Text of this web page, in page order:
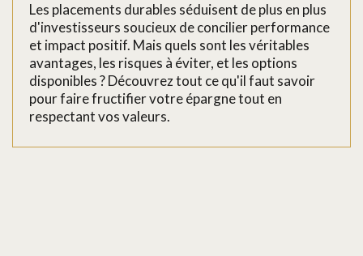
Les placements durables séduisent de plus en plus
d'investisseurs soucieux de concilier performance
et impact positif. Mais quels sont les véritables
avantages, les risques à éviter, et les options
disponibles ? Découvrez tout ce qu'il faut savoir
pour faire fructifier votre épargne tout en
respectant vos valeurs.